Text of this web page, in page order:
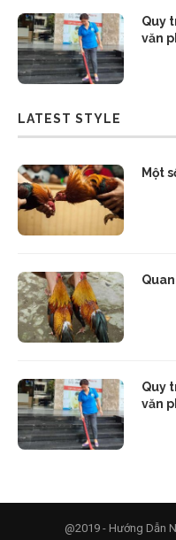
Quy
văn
LATEST STYLE
Một
Quy
văn
@2019 - Hướng Dẫn